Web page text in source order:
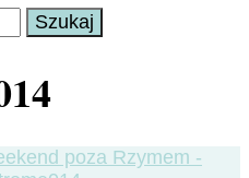
poza Rzymem -